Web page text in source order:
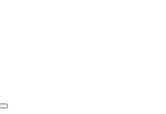
Search